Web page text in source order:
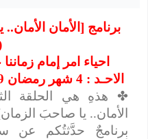
برنامج [الأمان
احياء امر إمام زماننا
الاحـد : 4 شهر رمضان 1439 - الموافق: 20/5/2018
✤هذهِ هي الحلقة
الأمان.. يا صاحبَ الزمان]
برنامجٌ حدَّثتُكم عن